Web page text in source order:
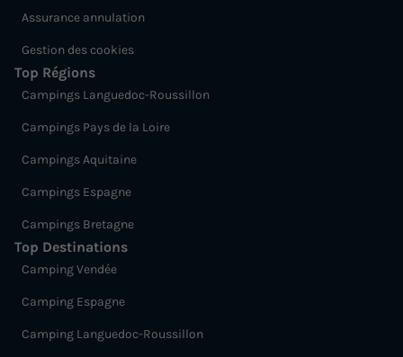
Assurance annulation
Gestion des cookies
Top Régions
Campings Languedoc-Roussillon
Campings Pays de la Loire
Campings Aquitaine
Campings Espagne
Campings Bretagne
Top Destinations
Camping Vendée
Camping Espagne
Camping Languedoc-Roussillon